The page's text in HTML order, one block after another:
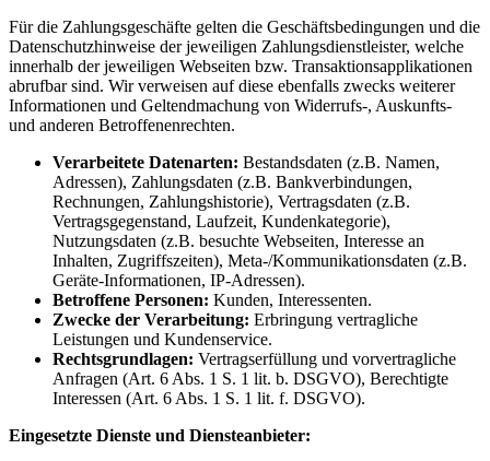
Für die Zahlungsgeschäfte gelten die Geschäftsbedingungen und die
Datenschutzhinweise der jeweiligen Zahlungsdienstleister, welche
innerhalb der jeweiligen Webseiten bzw. Transaktionsapplikationen
abrufbar sind. Wir verweisen auf diese ebenfalls zwecks weiterer
Informationen und Geltendmachung von Widerrufs-, Auskunfts-
und anderen Betroffenenrechten.
Verarbeitete Datenarten: Bestandsdaten (z.B. Namen,
Adressen), Zahlungsdaten (z.B. Bankverbindungen,
Rechnungen, Zahlungshistorie), Vertragsdaten (z.B.
Vertragsgegenstand, Laufzeit, Kundenkategorie),
Nutzungsdaten (z.B. besuchte Webseiten, Interesse an
Inhalten, Zugriffszeiten), Meta-/Kommunikationsdaten (z.B.
Geräte-Informationen, IP-Adressen).
Betroffene Personen: Kunden, Interessenten.
Zwecke der Verarbeitung: Erbringung vertragliche
Leistungen und Kundenservice.
Rechtsgrundlagen: Vertragserfüllung und vorvertragliche
Anfragen (Art. 6 Abs. 1 S. 1 lit. b. DSGVO), Berechtigte
Interessen (Art. 6 Abs. 1 S. 1 lit. f. DSGVO).
Eingesetzte Dienste und Diensteanbieter: